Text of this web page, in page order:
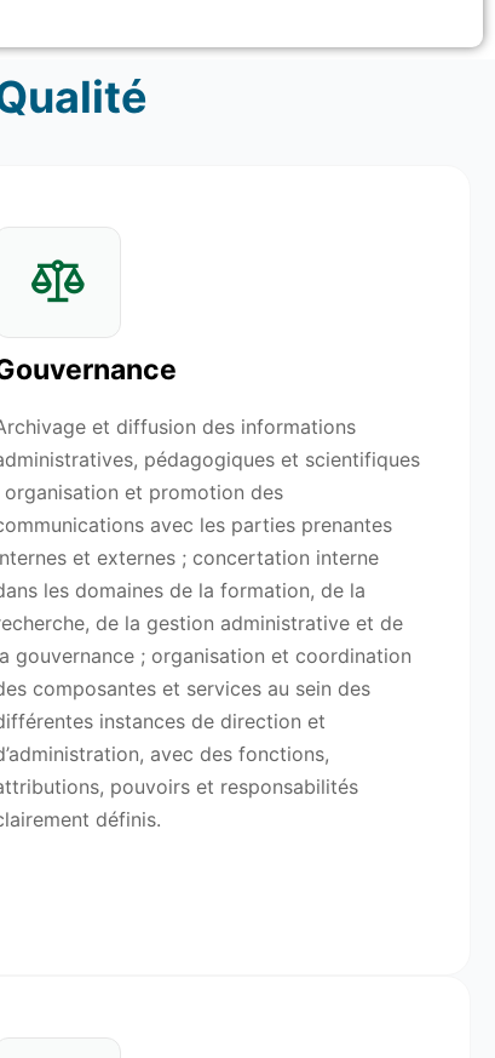
et diffusion des informations
pédagogiques et scientifiques
organisation et promotion des
avec les parties prenantes
et externes ; concertation interne
les domaines de la formation, de la
de la gestion administrative et de
gouvernance ; organisation et coordination
composantes et services au sein des
instances de direction et
avec des fonctions,
pouvoirs et responsabilités
définis.